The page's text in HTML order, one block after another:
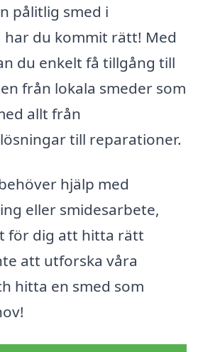
pålitlig smed i
har du kommit rätt! Med
du enkelt få tillgång till
från lokala smeder som
allt från
till reparationer.
hjälp med
eller smidesarbete,
för dig att hitta rätt
att utforska våra
hitta en smed som